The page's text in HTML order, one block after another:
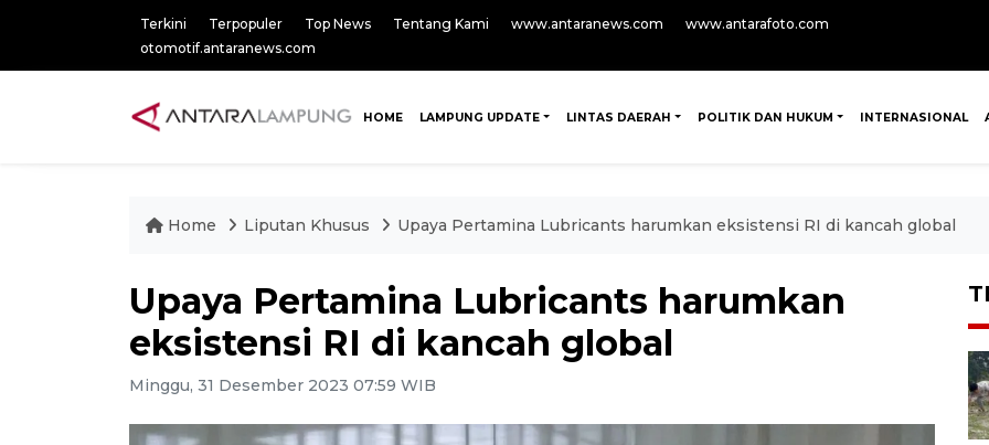
Terkini Terpopuler Top News Tentang Kami www.antaranews.com
www.antarafoto.com
otomotif.antaranews.com
HOME LAMPUNG UPDATE LINTAS DAERAH POLITIK DAN HUKUM INTERNASIONAL
Home Liputan Khusus Upaya Pertamina Lubricants harumkan eksistensi RI di kancah global
Upaya Pertamina Lubricants harumkan
eksistensi RI di kancah global
Minggu, 31 Desember 2023 07:59 WIB